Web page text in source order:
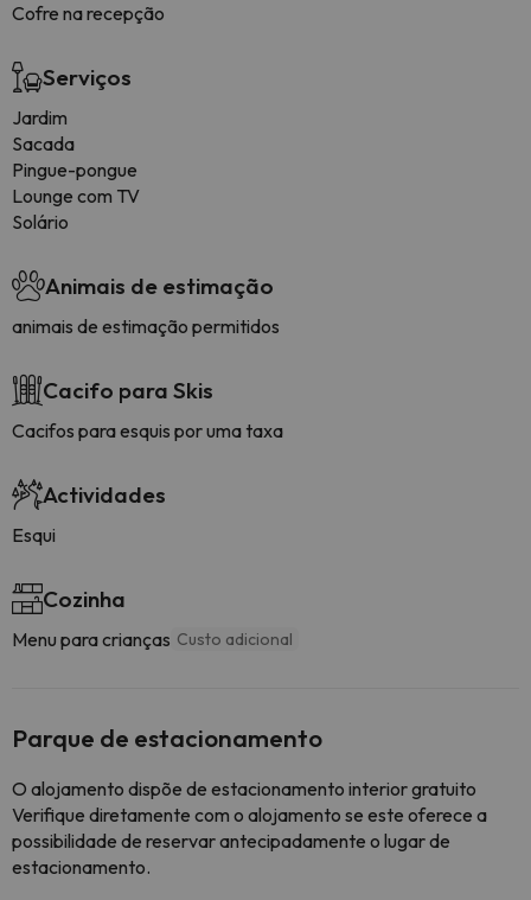
Cofre na recepção
Serviços
Jardim
Sacada
Pingue-pongue
Lounge com TV
Solário
Animais de estimação
animais de estimação permitidos
Cacifo para Skis
Cacifos para esquis por uma taxa
Actividades
Esqui
Cozinha
Menu para crianças Custo adicional
Parque de estacionamento
O alojamento dispõe de estacionamento interior gratuito
Verifique diretamente com o alojamento se este oferece a
possibilidade de reservar antecipadamente o lugar de
estacionamento.